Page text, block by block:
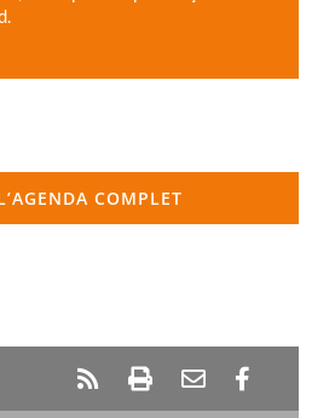
COMPLET